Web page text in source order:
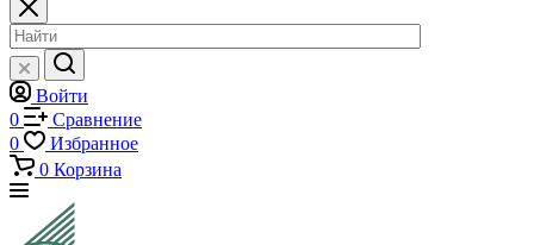
Войти
0
Сравнение
0
Избранное
0 Корзина